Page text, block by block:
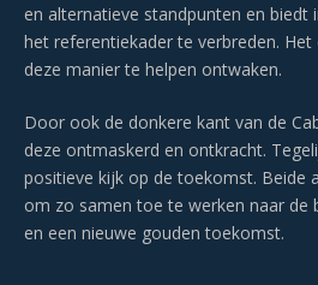
en alternatieve standpunten en
het referentiekader te verbreden.
deze manier te helpen ontwaken.
Door ook de donkere kant van de
deze ontmaskerd en ontkracht.
positieve kijk op de toekomst. Beide
om zo samen toe te werken naar de
en een nieuwe gouden toekomst.